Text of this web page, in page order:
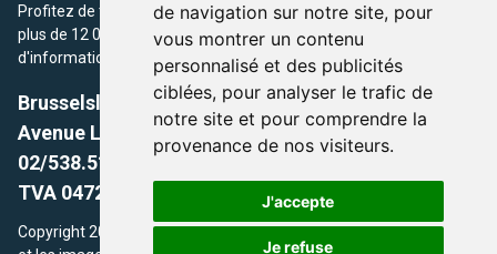
de navigation sur notre site, pour
vous montrer un contenu
personnalisé et des publicités
ciblées, pour analyser le trafic de
notre site et pour comprendre la
provenance de nos visiteurs.
J'accepte
Je refuse
Profitez de toutes les sections de BrusselsLife.be et découvrez
plus de 12 000 adresses et un grand choix d'événements,
d'informations et de conseils et astuces de notre écriture.
Brusselslife.be
Avenue Louise, 500 -1050 Ixelles, Brussels,
02/538.51.49.
TVA 0472.281.221
Copyright 2026 © Brusselslife.be Tous droits réservés. Le contenu